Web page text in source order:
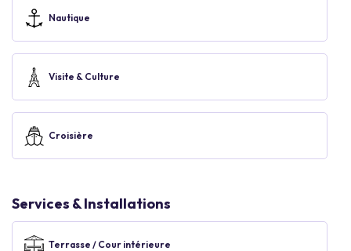
Nautique
Visite & Culture
Croisière
Services & Installations
Terrasse / Cour intérieure